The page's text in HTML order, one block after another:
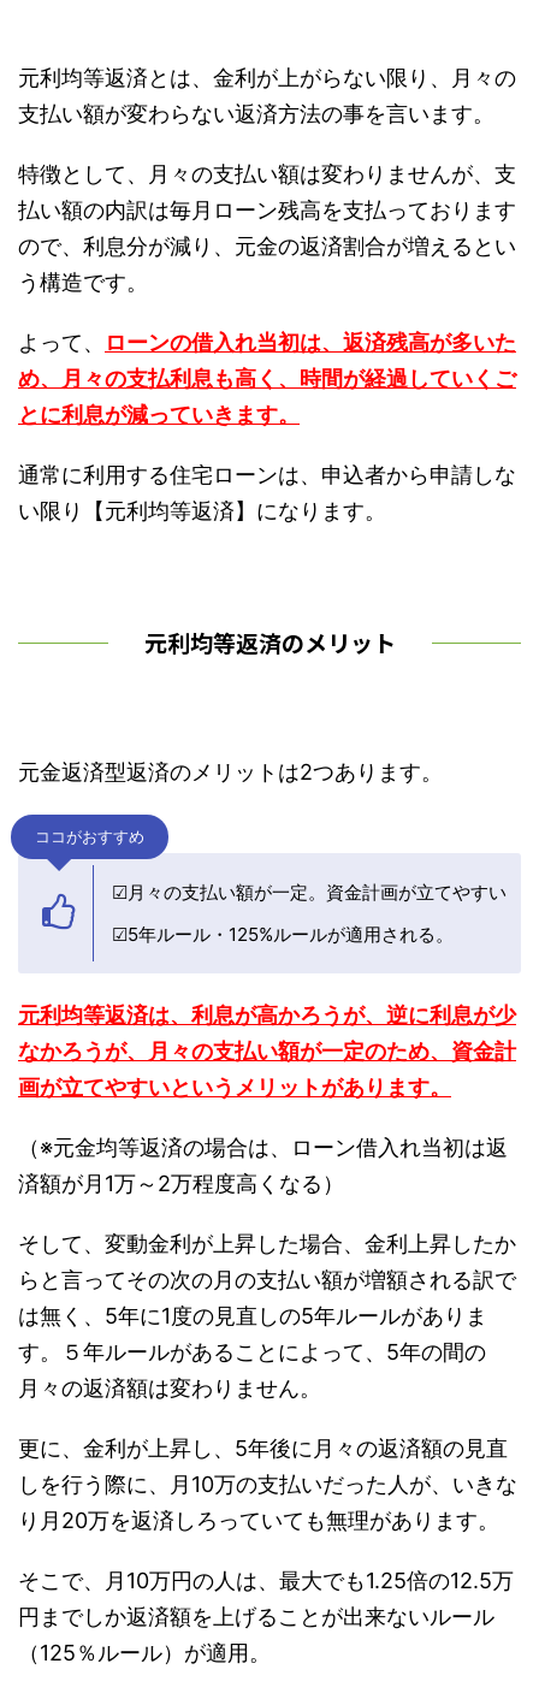
元利均等返済とは、金利が上がらない限り、月々の
支払い額が変わらない返済方法の事を言います。
特徴として、月々の支払い額は変わりませんが、支
払い額の内訳は毎月ローン残高を支払っております
ので、利息分が減り、元金の返済割合が増えるとい
う構造です。
よって、
ローンの借入れ当初は、返済残高が多いた
め、月々の支払利息も高く、時間が経過していくご
とに利息が減っていきます。
通常に利用する住宅ローンは、申込者から申請しな
い限り【元利均等返済】になります。
元利均等返済のメリット
元金返済型返済のメリットは2つあります。
ココがおすすめ
☑月々の支払い額が一定。資金計画が立てやすい
☑5年ルール・125%ルールが適用される。
元利均等返済は、利息が高かろうが、逆に利息が少
なかろうが、月々の支払い額が一定のため、資金計
画が立てやすいというメリットがあります。
（※元金均等返済の場合は、ローン借入れ当初は返
済額が月1万～2万程度高くなる）
そして、変動金利が上昇した場合、金利上昇したか
らと言ってその次の月の支払い額が増額される訳で
は無く、5年に1度の見直しの5年ルールがありま
す。５年ルールがあることによって、5年の間の
月々の返済額は変わりません。
更に、金利が上昇し、5年後に月々の返済額の見直
しを行う際に、月10万の支払いだった人が、いきな
り月20万を返済しろっていても無理があります。
そこで、月10万円の人は、最大でも1.25倍の12.5万
円までしか返済額を上げることが出来ないルール
（125％ルール）が適用。